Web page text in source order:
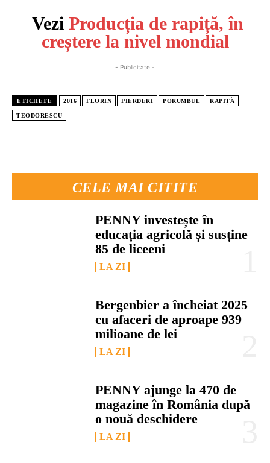
CELE MAI CITITE
PENNY investește în
educația agricolă și susține
85 de liceeni
LA ZI
Bergenbier a încheiat 2025
cu afaceri de aproape 939
milioane de lei
LA ZI
PENNY ajunge la 470 de
magazine în România după
o nouă deschidere
LA ZI
Vezi Producția de rapiță, în
creștere la nivel mondial
- Publicitate -
ETICHETE 2016 FLORIN PIERDERI PORUMBUL RAPIȚĂ
TEODORESCU